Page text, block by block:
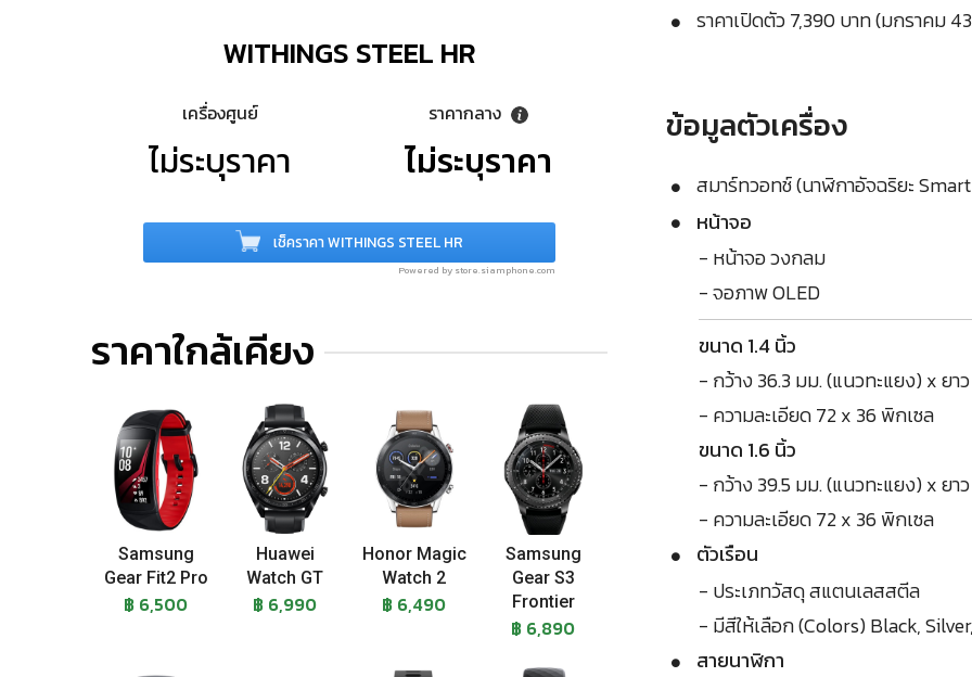
WITHINGS STEEL HR
เครื่องศูนย์
ไม่ระบุราคา
ราคากลาง
ไม่ระบุราคา
เช็คราคา WITHINGS STEEL HR
Powered by store.siamphone.com
ราคาใกล้เคียง
Samsung
Gear Fit2 Pro
฿ 6,500
Huawei
Watch GT
฿ 6,990
Honor Magic
Watch 2
฿ 6,490
Samsung
Gear S3
Frontier
฿ 6,890
ราคาเปิดตัว 7,390 บาท (มกราคม
ข้อมูลตัวเครื่อง
สมาร์ทวอทช์ (นาฬิกาอัจฉริยะ
หน้าจอ
- หน้าจอ วงกลม
- จอภาพ OLED
ขนาด 1.4 นิ้ว
- กว้าง 36.3 มม. (แนวทะแยง) x ยา
- ความละเอียด 72 x 36 พิกเซล
ขนาด 1.6 นิ้ว
- กว้าง 39.5 มม. (แนวทะแยง) x ยา
- ความละเอียด 72 x 36 พิกเซล
ตัวเรือน
- ประเภทวัสดุ สแตนเลสสตีล
- มีสีให้เลือก (Colors) Black,
สายนาฬิกา